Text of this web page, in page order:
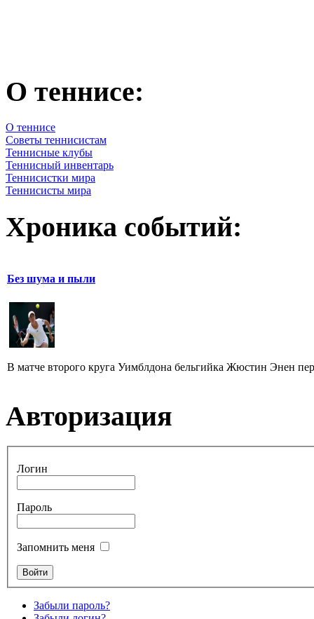
О теннисе:
О теннисе
Советы теннисистам
Теннисные клубы
Теннисный инвентарь
Теннисистки мира
Теннисисты мира
Хроника событий:
Без шума и пыли
В матче второго круга Уимблдона бельгийка Жюстин Энен
Авторизация
Логин
Пароль
Запомнить меня
Забыли пароль?